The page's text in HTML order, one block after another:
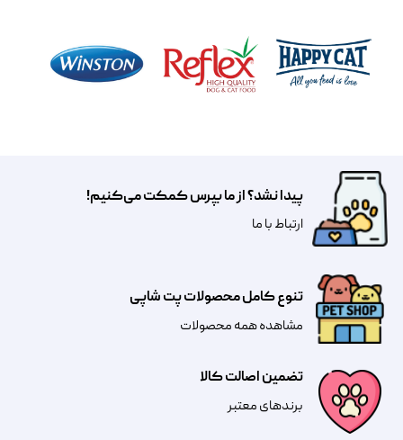
تضمین اصالت کالا
​​برندهای معتبر​​​​​​​
تنوع کامل محصولات پت شاپی
مشاهده همه محصولات
پیدا نشد؟ از ما بپرس کمکت می‌کنیم!
​​​ارتباط با ما